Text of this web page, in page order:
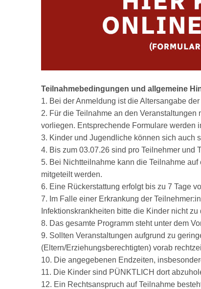
Teilnahmebedingungen und allgemeine
1. Bei der Anmeldung ist die Altersangabe
2. Für die Teilnahme an den
vorliegen. Entsprechende Formulare werden
3. Kinder und Jugendliche können sich auch
4. Bis zum 03.07.26 sind pro Teilnehmer und
5. Bei Nichtteilnahme kann die Teilnahme
mitgeteilt werden.
6. Eine Rückerstattung erfolgt bis zu 7 Tage
7. Im Falle einer Erkrankung der
Infektionskrankheiten bitte die Kinder nicht
8. Das gesamte Programm steht unter dem
9. Sollten Veranstaltungen aufgrund zu
(Eltern/Erziehungsberechtigten) vorab
10. Die angegebenen Endzeiten,
11. Die Kinder sind PÜNKTLICH dort
12. Ein Rechtsanspruch auf Teilnahme